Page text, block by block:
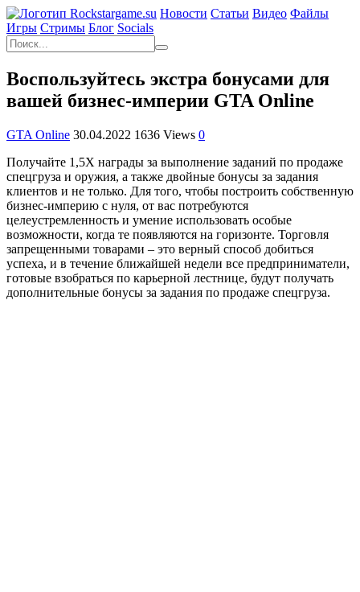
Новости Статьи Видео Файлы
Игры Cтримы Блог Socials
Воспользуйтесь экстра бонусами для
вашей бизнес-империи GTA Online
GTA Online 30.04.2022 1636 Views 0
Получайте 1,5Х награды за выполнение заданий по продаже
спецгруза и оружия, а также двойные бонусы за задания
клиентов и не только. Для того, чтобы построить собственную
бизнес-империю с нуля, от вас потребуются
целеустремленность и умение использовать особые
возможности, когда те появляются на горизонте. Торговля
запрещенными товарами – это верный способ добиться
успеха, и в течение ближайшей недели все предприниматели,
готовые взобраться по карьерной лестнице, будут получать
дополнительные бонусы за задания по продаже спецгруза.